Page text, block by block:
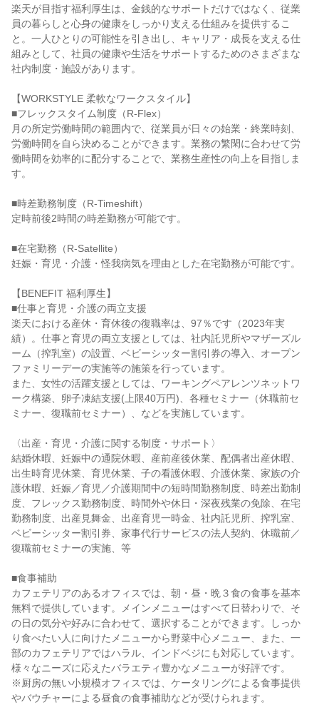
楽天が目指す福利厚生は、金銭的なサポートだけではなく、従業
員の暮らしと心身の健康をしっかり支える仕組みを提供するこ
と。一人ひとりの可能性を引き出し、キャリア・成長を支える仕
組みとして、社員の健康や生活をサポートするためのさまざまな
社内制度・施設があります。
【WORKSTYLE 柔軟なワークスタイル】
■フレックスタイム制度（R-Flex）
月の所定労働時間の範囲内で、従業員が日々の始業・終業時刻、
労働時間を自ら決めることができます。業務の繁閑に合わせて労
働時間を効率的に配分することで、業務生産性の向上を目指しま
す。
■時差勤務制度（R-Timeshift）
定時前後2時間の時差勤務が可能です。
■在宅勤務（R-Satellite）
妊娠・育児・介護・怪我病気を理由とした在宅勤務が可能です。
【BENEFIT 福利厚生】
■仕事と育児・介護の両立支援
楽天における産休・育休後の復職率は、97％です（2023年実
績）。仕事と育児の両立支援としては、社内託児所やマザーズル
ーム（搾乳室）の設置、ベビーシッター割引券の導入、オープン
ファミリーデーの実施等の施策を行っています。
また、女性の活躍支援としては、ワーキングペアレンツネットワ
ーク構築、卵子凍結支援(上限40万円)、各種セミナー（休職前セ
ミナー、復職前セミナー）、などを実施しています。
〈出産・育児・介護に関する制度・サポート〉
結婚休暇、妊娠中の通院休暇、産前産後休業、配偶者出産休暇、
出生時育児休業、育児休業、子の看護休暇、介護休業、家族の介
護休暇、妊娠／育児／介護期間中の短時間勤務制度、時差出勤制
度、フレックス勤務制度、時間外や休日・深夜残業の免除、在宅
勤務制度、出産見舞金、出産育児一時金、社内託児所、搾乳室、
ベビーシッター割引券、家事代行サービスの法人契約、休職前／
復職前セミナーの実施、等
■食事補助
カフェテリアのあるオフィスでは、朝・昼・晩３食の食事を基本
無料で提供しています。メインメニューはすべて日替わりで、そ
の日の気分や好みに合わせて、選択することができます。しっか
り食べたい人に向けたメニューから野菜中心メニュー、また、一
部のカフェテリアではハラル、インドベジにも対応しています。
様々なニーズに応えたバラエティ豊かなメニューが好評です。
※厨房の無い小規模オフィスでは、ケータリングによる食事提供
やバウチャーによる昼食の食事補助などが受けられます。